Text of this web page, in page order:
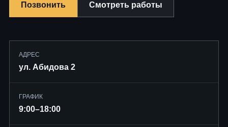
Позвонить Смотреть работы
АДРЕС
ул. Абидова 2
ГРАФИК
9:00–18:00